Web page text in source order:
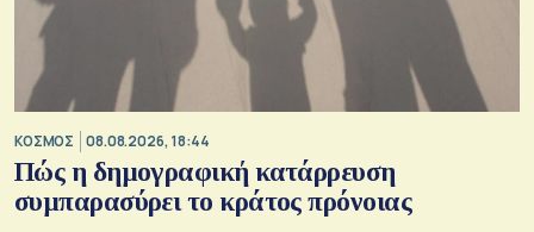
ΚΟΣΜΟΣ 08.08.2026, 18:44
Πώς η δημογραφική κατάρρευση
συμπαρασύρει το κράτος πρόνοιας